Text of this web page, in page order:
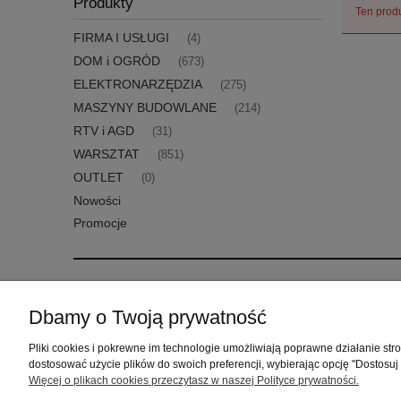
FIRMA I USŁUGI (4)
DOM i OGRÓD (673)
ELEKTRONARZĘDZIA (275)
MASZYNY BUDOWLANE (214)
RTV i AGD (31)
WARSZTAT (851)
OUTLET (0)
Nowości
Promocje
Ten
Zwroty i reklamacje
Regulamin
Ustawienia konta
Przechowalnia
Dbamy o Twoją prywatność
Pliki cookies i pokrewne im technologie umożliwiają poprawne działanie
dostosować użycie plików do swoich preferencji, wybierając opcję "Dostosuj
Więcej o plikach cookies przeczytasz w naszej Polityce prywatności.